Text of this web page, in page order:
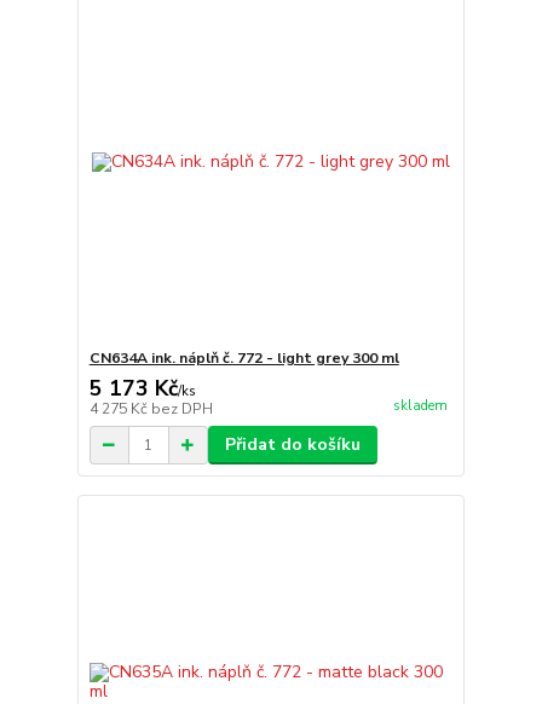
CN634A ink. náplň č. 772 - light grey 300 ml
5 173 Kč/ks
4 275 Kč bez DPH skladem
Přidat do košíku